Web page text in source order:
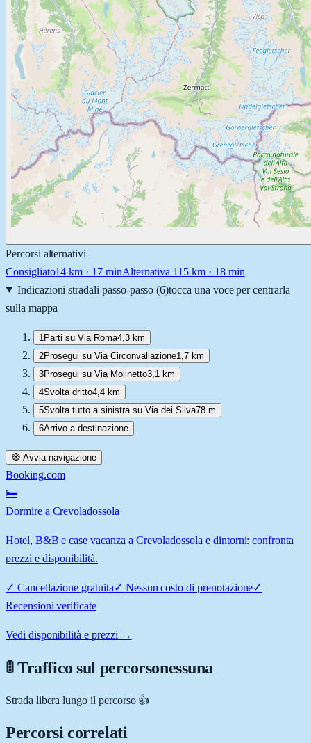
Percorsi alternativi
Consigliato14 km · 17 minAlternativa 115 km · 18 min
Indicazioni stradali passo-passo (6)tocca una voce per centrarla
sulla mappa
1 Parti su Via Roma4,3 km
2Prosegui su Via Circonvallazione1,7 km
3Prosegui su Via Molinetto3,1 km
4Svolta dritto4,4 km
5Svolta tutto a sinistra su Via dei Silva78 m
6Arrivo a destinazione
🧭 Avvia navigazione
Booking.com
🛏️
Dormire a Crevoladossola
Hotel, B&B e case vacanza a Crevoladossola e dintorni: confronta
prezzi e disponibilità.
✓ Cancellazione gratuita✓ Nessun costo di prenotazione✓
Recensioni verificate
Vedi disponibilità e prezzi →
🚦 Traffico sul percorsonessuna
Strada libera lungo il percorso 👍
Percorsi correlati